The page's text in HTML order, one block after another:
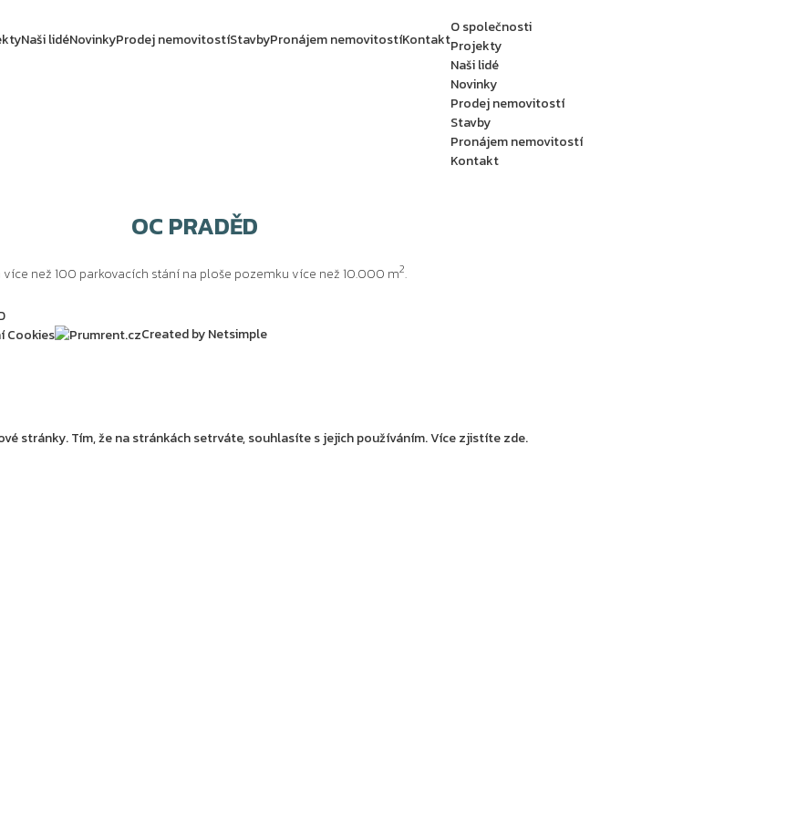
Naši lidéNovinkyProdej nemovitostíStavbyPronájem nemovitostíKontakt
O společnosti
Projekty
Naši lidé
Novinky
Prodej nemovitostí
Stavby
Pronájem nemovitostí
Kontakt
OC PRADĚD
než 100 parkovacích stání na ploše pozemku více než 10.000 m2.
Cookies Created by Netsimple
stránky. Tím, že na stránkách setrváte, souhlasíte s jejich používáním.Více zjistíte zde.